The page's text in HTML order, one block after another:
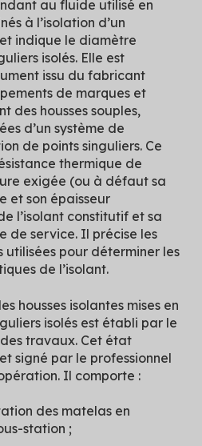
au fluide utilisé en
à l’isolation d’un
indique le diamètre
isolés. Elle est
issu du fabricant
de marques et
des housses souples,
d’un système de
de points singuliers. Ce
thermique de
exigée (ou à défaut sa
et son épaisseur
l’isolant constitutif et sa
de service. Il précise les
utilisées pour déterminer les
de l’isolant.
housses isolantes mises en
isolés est établi par le
des travaux. Cet état
signé par le professionnel
Il comporte :
des matelas en
station ;